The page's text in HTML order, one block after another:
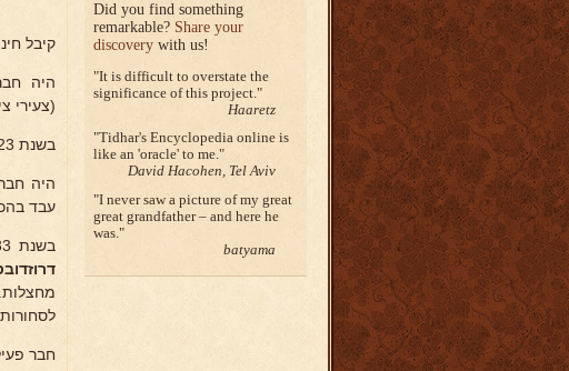
קיבל
היה
(צעירי
בשנת 1923 עלה לארץ.
היה
עבד
בשנת 1933 נשא לאשה את
חבר
Did you find something
remarkable? Share your
discovery with us!
It is difficult to overstate the
significance of this project.
Haaretz
Tidhar's Encyclopedia online is
like an 'oracle' to me.
David Hacohen, Tel Aviv
I never saw a picture of my great
great grandfather – and here he
was.
batyama